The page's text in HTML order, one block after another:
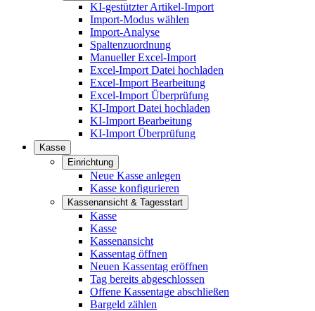
KI-gestützter Artikel-Import
Import-Modus wählen
Import-Analyse
Spaltenzuordnung
Manueller Excel-Import
Excel-Import Datei hochladen
Excel-Import Bearbeitung
Excel-Import Überprüfung
KI-Import Datei hochladen
KI-Import Bearbeitung
KI-Import Überprüfung
Kasse
Einrichtung
Neue Kasse anlegen
Kasse konfigurieren
Kassenansicht & Tagesstart
Kasse
Kasse
Kassenansicht
Kassentag öffnen
Neuen Kassentag eröffnen
Tag bereits abgeschlossen
Offene Kassentage abschließen
Bargeld zählen